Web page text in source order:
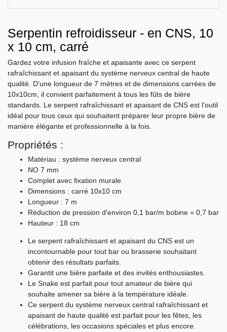
Serpentin refroidisseur - en CNS, 10
x 10 cm, carré
Gardez votre infusion fraîche et apaisante avec ce serpent
rafraîchissant et apaisant du système nerveux central de haute
qualité. D'une longueur de 7 mètres et de dimensions carrées de
10x10cm, il convient parfaitement à tous les fûts de bière
standards. Le serpent rafraîchissant et apaisant de CNS est l'outil
idéal pour tous ceux qui souhaitent préparer leur propre bière de
manière élégante et professionnelle à la fois.
Propriétés :
Matériau : système nerveux central
NO 7 mm
Complet avec fixation murale
Dimensions : carré 10x10 cm
Longueur : 7 m
Réduction de pression d'environ 0,1 bar/m bobine = 0,7 bar
Hauteur : 18 cm
Le serpent rafraîchissant et apaisant du CNS est un
incontournable pour tout bar ou brasserie souhaitant
obtenir des résultats parfaits.
Garantit une bière parfaite et des invités enthousiastes.
Le Snake est parfait pour tout amateur de bière qui
souhaite amener sa bière à la température idéale.
Ce serpent du système nerveux central rafraîchissant et
apaisant de haute qualité est parfait pour les fêtes, les
célébrations, les occasions spéciales et plus encore.